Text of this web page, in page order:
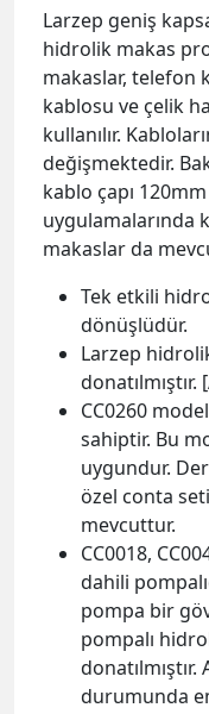
Larzep geniş
hidrolik makas
makaslar, telefon
kablosu ve çelik
kullanılır.
değişmektedir.
kablo çapı
uygulamalarında
makaslar da
Tek etkili
dönüşlüdür.
Larzep
donatılmıştır.
CC0260
sahiptir. Bu
uygundur.
özel conta
mevcuttur.
CC0018,
dahili
pompa bir
pompalı
donatılmıştır.
durumunda